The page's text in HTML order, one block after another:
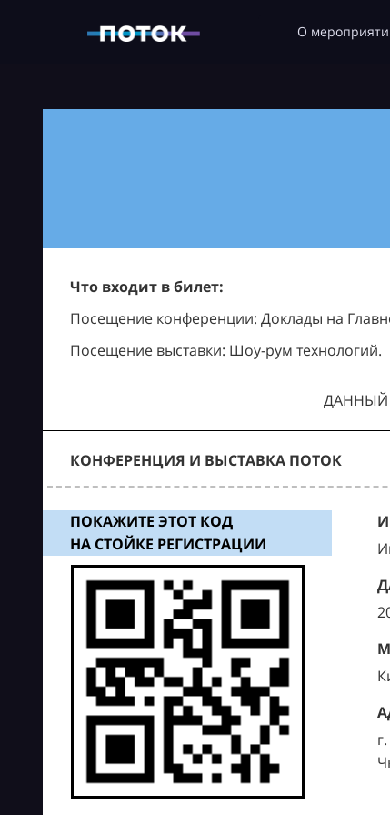
О
Что входит в билет:
Посещение конференции: Доклады на
Посещение выставки: Шоу-рум технологий.
ДАННЫЙ
КОНФЕРЕНЦИЯ И ВЫСТАВКА ПОТОК
ПОКАЖИТЕ ЭТОТ КОД
НА СТОЙКЕ РЕГИСТРАЦИИ